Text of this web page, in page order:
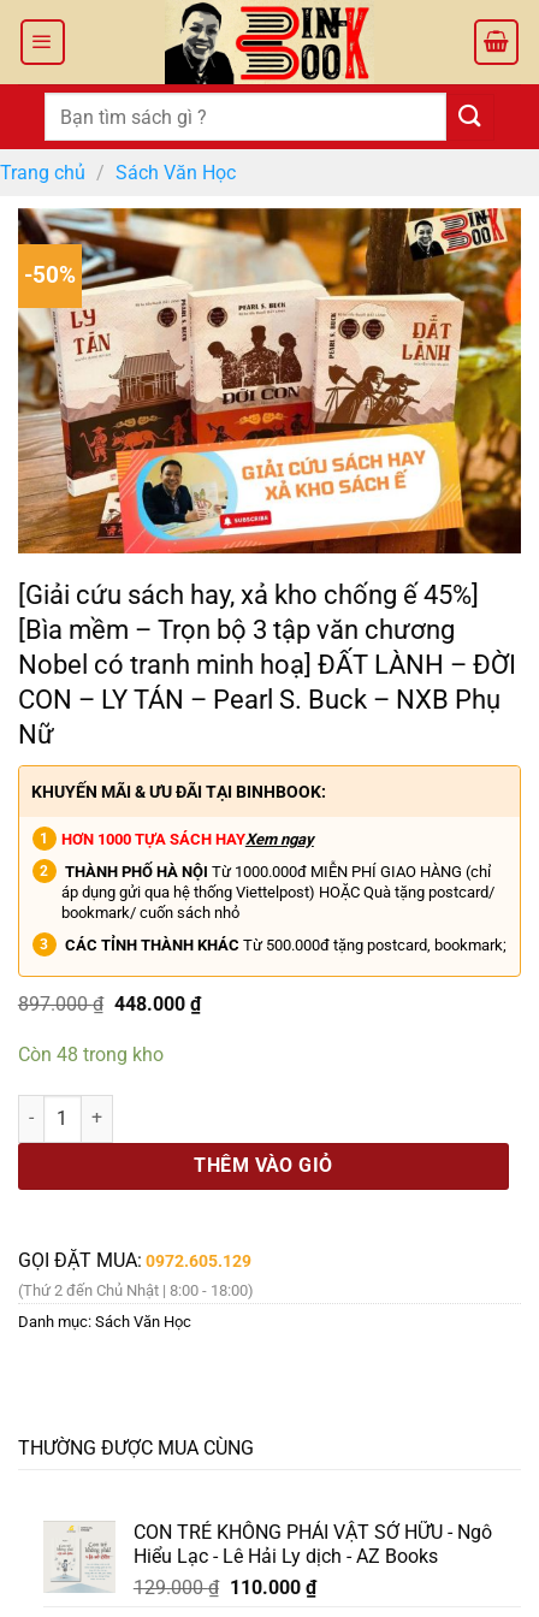
Tìm
kiếm:
Trang chủ / Sách Văn Học
-50%
[Giải cứu sách hay, xả kho chống ế 45%]
[Bìa mềm – Trọn bộ 3 tập văn chương
Nobel có tranh minh hoạ] ĐẤT LÀNH – ĐỜI
CON – LY TÁN – Pearl S. Buck – NXB Phụ
Nữ
KHUYẾN MÃI & ƯU ĐÃI TẠI BINHBOOK:
HƠN 1000 TỰA SÁCH HAYXem ngay
THÀNH PHỐ HÀ NỘI Từ 1000.000đ MIỄN PHÍ GIAO HÀNG (chỉ
áp dụng gửi qua hệ thống Viettelpost) HOẶC Quà tặng postcard/
bookmark/ cuốn sách nhỏ
CÁC TỈNH THÀNH KHÁC Từ 500.000đ tặng postcard, bookmark;
897.000₫ Giá
897.000 ₫.
448.000 ₫Giá
hiện
Còn 48 trong kho
[Giải cứu sách hay, xả kho chống ế 45%] [Bìa mềm - Trọn bộ 3 tập
THÊM VÀO GIỎ
GỌI ĐẶT MUA: 0972.605.129
(Thứ 2 đến Chủ Nhật | 8:00 - 18:00)
Danh mục: Sách Văn Học
THƯỜNG ĐƯỢC MUA CÙNG
CON TRẺ KHÔNG PHẢI VẬT SỞ HỮU - Ngô
Hiểu Lạc - Lê Hải Ly dịch - AZ Books
129.000₫ Giá
110.000 ₫Giá